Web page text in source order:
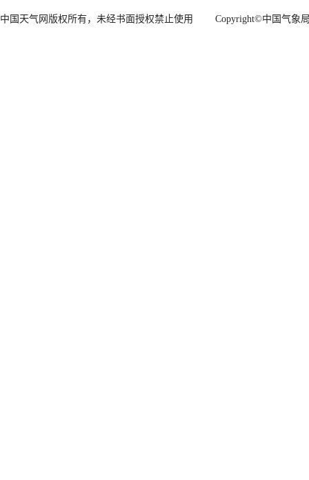
中国天气网版权所有，未经书面授权禁止使用 Copyright©中国气象